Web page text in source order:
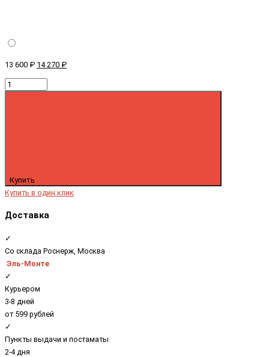
13 600 ₽ 14 270 ₽
Купить
Купить в один клик
Доставка
✓
Со склада Роснерж, Москва
Эль-Монте
✓
Курьером
3-8 дней
от 599 рублей
✓
Пункты выдачи и постаматы
2-4 дня